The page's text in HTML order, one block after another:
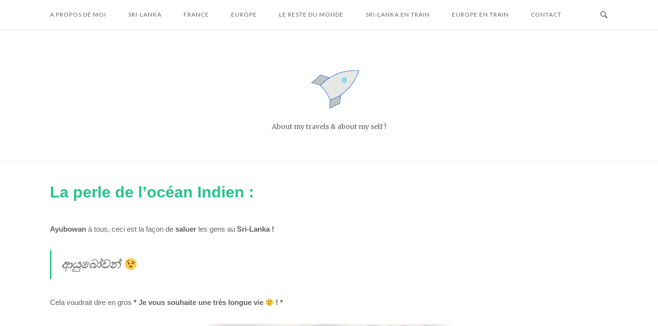
A PROPOS DE MOI SRI-LANKA FRANCE EUROPE LE RESTE DU MONDE SRI-LANKA EN TRAIN EUROPE EN TRAIN CONTACT
About my travels & about my self !
La perle de l’océan Indien :
Ayubowan à tous, ceci est la façon de saluer les gens au Sri-Lanka !
ආයුබෝවන්
Cela voudrait dire en gros * Je vous souhaite une très longue vie ! *